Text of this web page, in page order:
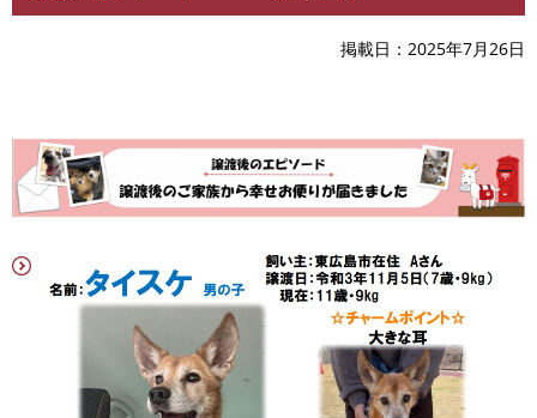
。文
掲載日 2025年7月26日